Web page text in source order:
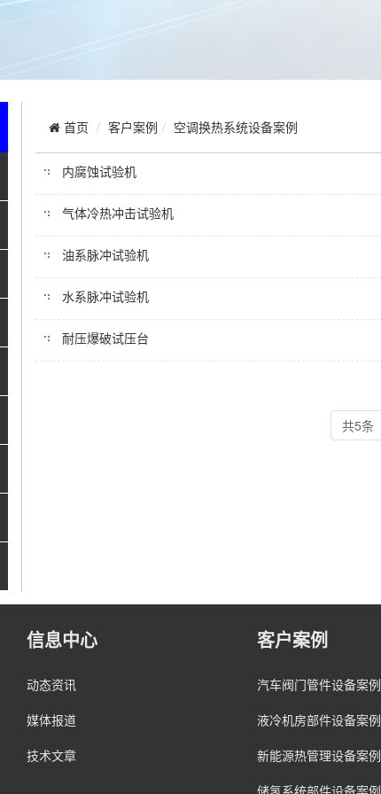
首页 客户案例 空调换热系统设备案例
内腐蚀试验机
气体冷热冲击试验机
油系脉冲试验机
水系脉冲试验机
耐压爆破试压台
共5条
信息中心
动态资讯
媒体报道
技术文章
客户案例
汽车阀门管件设备案例
液冷机房部件设备案例
新能源热管理设备案例
储氢系统部件设备案例